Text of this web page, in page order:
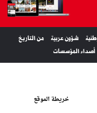
شؤون عربية
من التاريخ
أصداء المؤسسات
خريطة الموقع